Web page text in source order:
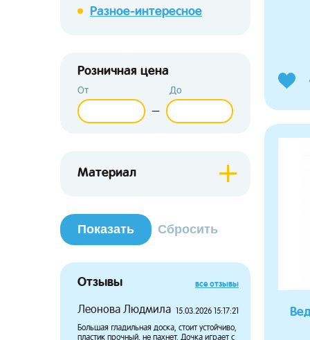
Разное-интересное
Розничная цена
От
—
До
Материал
Отзывы все отзывы
Леонова Людмила 15.03.2026 15:17:21
Большая гладильная доска, стоит устойчиво,
пластик прочный, не пахнет. Дочка играет с